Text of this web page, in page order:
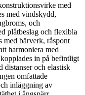
med
med vindskydd,
och
plåtbeslag och flexibla
med bärverk, råspont
harmoniera med
in på befintligt
distanser och elastisk
omfattade
inläggning av